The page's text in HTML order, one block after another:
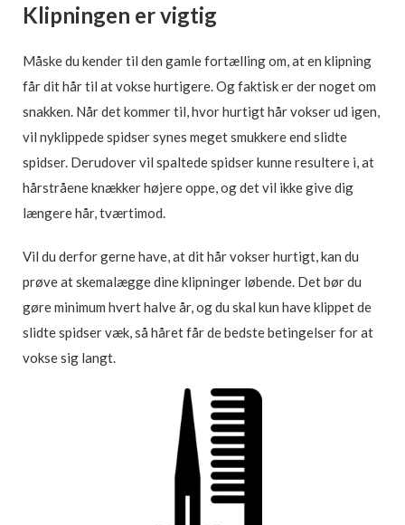
Klipningen er vigtig
Måske du kender til den gamle fortælling om, at en klipning
får dit hår til at vokse hurtigere. Og faktisk er der noget om
snakken. Når det kommer til, hvor hurtigt hår vokser ud igen,
vil nyklippede spidser synes meget smukkere end slidte
spidser. Derudover vil spaltede spidser kunne resultere i, at
hårstråene knækker højere oppe, og det vil ikke give dig
længere hår, tværtimod.
Vil du derfor gerne have, at dit hår vokser hurtigt, kan du
prøve at skemalægge dine klipninger løbende. Det bør du
gøre minimum hvert halve år, og du skal kun have klippet de
slidte spidser væk, så håret får de bedste betingelser for at
vokse sig langt.